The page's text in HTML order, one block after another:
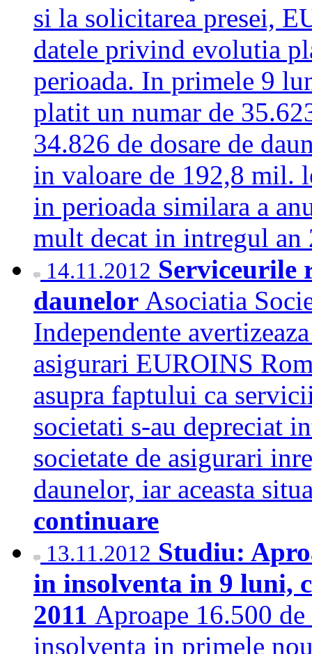
si la solicitarea presei,
datele privind evolutia
perioada. In primele 9
platit un numar de
34.826 de dosare de
in valoare de 192,8 mil.
in perioada similara a
mult decat in intregul
14.11.2012 Serviceurile
daunelor Asociatia
Independente
asigurari EUROINS
asupra faptului ca
societati s-au depreciat
societate de asigurari
daunelor, iar aceasta
continuare
13.11.2012 Studiu:
in insolventa in 9 luni,
2011 Aproape 16.500
insolventa in primele